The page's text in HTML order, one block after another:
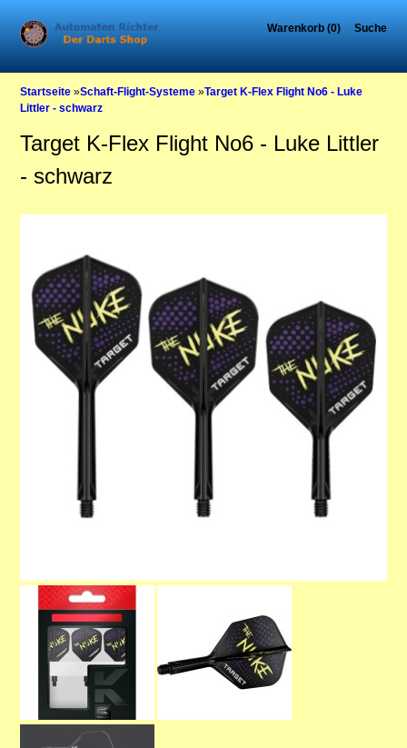
Warenkorb (0) Suche
Startseite »Schaft-Flight-Systeme »Target K-Flex Flight No6 - Luke
Littler - schwarz
Target K-Flex Flight No6 - Luke Littler
- schwarz